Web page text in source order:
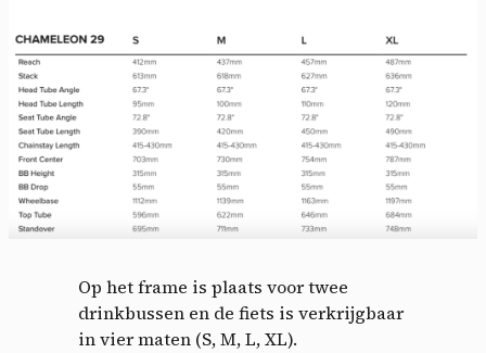
Op het frame is plaats voor twee
drinkbussen en de fiets is verkrijgbaar
in vier maten (S, M, L, XL).